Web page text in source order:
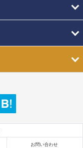
お問い合わせ